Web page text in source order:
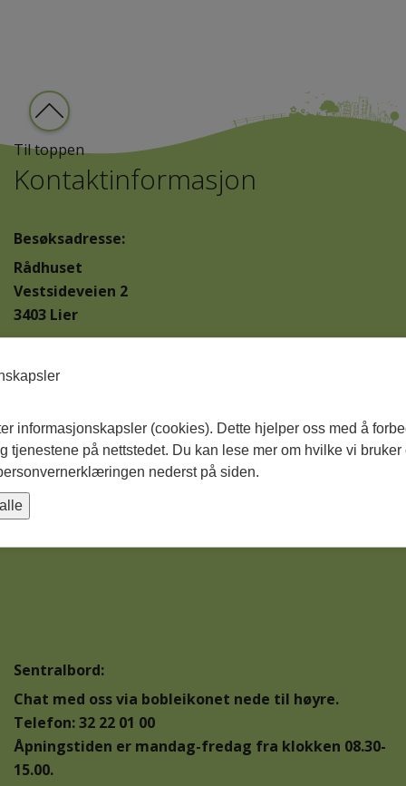
Til toppen
Kontaktinformasjon
Besøksadresse:
Rådhuset
Vestsideveien 2
3403 Lier
Postboks 205
Org.nr:
857 566 122
Kommunenummer:
Sentralbord:
Chat med oss via bobleikonet nede til høyre.
Telefon: 32 22 01 00
Åpningstiden er mandag-fredag fra klokken 08.30-
15.00.
informasjonskapsler (cookies). Dette hjelper oss med å
tjenestene på nettstedet. Du kan lese mer om hvilke vi bruker
nederst på siden.